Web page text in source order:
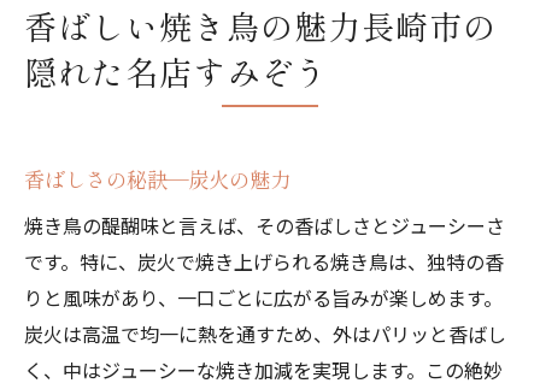
香ばしい焼き鳥の魅力長崎市の
隠れた名店すみぞう
香ばしさの秘訣—炭火の魅力
焼き鳥の醍醐味と言えば、その香ばしさとジューシーさ
です。特に、炭火で焼き上げられる焼き鳥は、独特の香
りと風味があり、一口ごとに広がる旨みが楽しめます。
炭火は高温で均一に熱を通すため、外はパリッと香ばし
く、中はジューシーな焼き加減を実現します。この絶妙